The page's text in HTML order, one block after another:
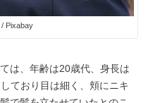
/ Pixabay
は、年齢は20歳代、身長は
ており目は細く、頬にニキ